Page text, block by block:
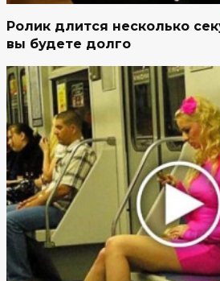
Ролик длится несколько
вы будете долго